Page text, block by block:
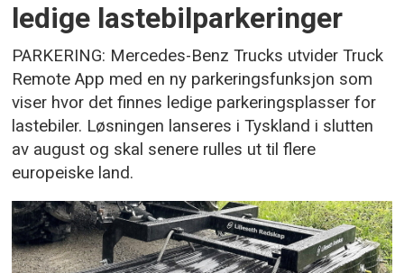
ledige lastebilparkeringer
PARKERING: Mercedes-Benz Trucks utvider Truck
Remote App med en ny parkeringsfunksjon som
viser hvor det finnes ledige parkeringsplasser for
lastebiler. Løsningen lanseres i Tyskland i slutten
av august og skal senere rulles ut til flere
europeiske land.